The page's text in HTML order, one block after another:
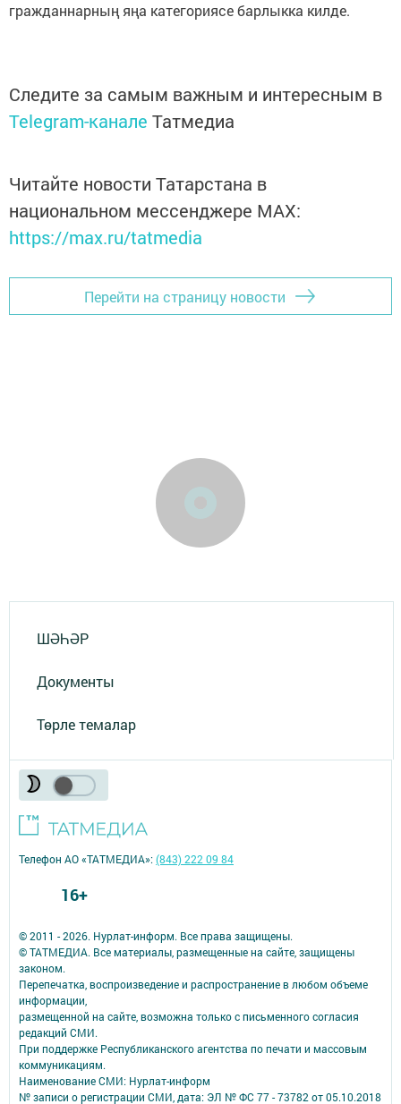
гражданнарның яңа категориясе барлыкка килде.
Следите за самым важным и интересным в
Telegram-канале Татмедиа
Читайте новости Татарстана в
национальном мессенджере MАХ:
https://max.ru/tatmedia
Перейти на страницу новости
ШӘҺӘР
Документы
Төрле темалар
© 2011 - 2026. Нурлат-⁠информ. Все права защищены.
© ТАТМЕДИА. Все материалы, размещенные на сайте, защищены
законом.
Перепечатка, воспроизведение и распространение в любом объеме
информации,
размещенной на сайте, возможна только с письменного согласия
редакций СМИ.
При поддержке Республиканского агентства по печати и массовым
коммуникациям.
Наименование СМИ: Нурлат-⁠информ
№ записи о регистрации СМИ, дата: ЭЛ № ФС 77 -⁠ 73782 от 05.10.2018
Телефон АО «ТАТМЕДИА»:(843) 222 09 84
16+